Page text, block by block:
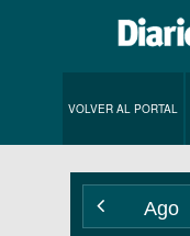
VOLVER AL PORTAL